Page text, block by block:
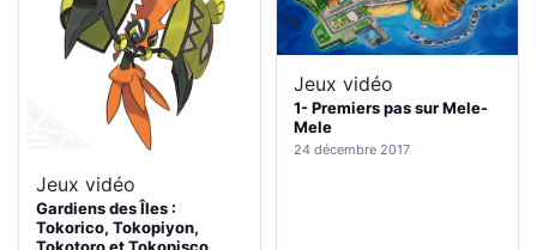
Jeux vidéo
Gardiens des Îles :
Tokorico, Tokopiyon,
Jeux vidéo
1- Premiers pas sur Mele-
Mele
24 décembre 2017